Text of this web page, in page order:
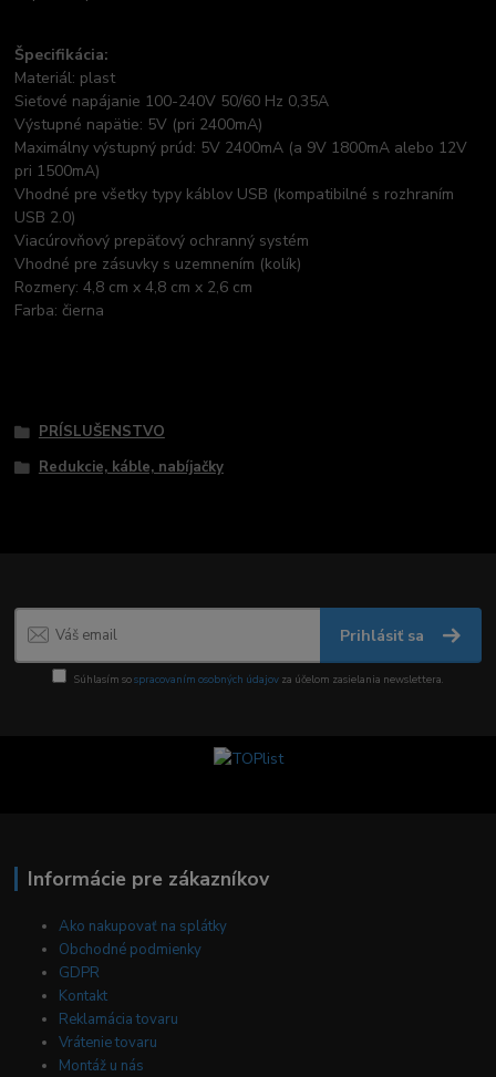
Špecifikácia:
Materiál: plast
Sieťové napájanie 100-240V 50/60 Hz 0,35A
Výstupné napätie: 5V (pri 2400mA)
Maximálny výstupný prúd: 5V 2400mA (a 9V 1800mA alebo 12V
pri 1500mA)
Vhodné pre všetky typy káblov USB (kompatibilné s rozhraním
USB 2.0)
Viacúrovňový prepäťový ochranný systém
Vhodné pre zásuvky s uzemnením (kolík)
Rozmery: 4,8 cm x 4,8 cm x 2,6 cm
Farba: čierna
PRÍSLUŠENSTVO
Redukcie, káble, nabíjačky
Prihlásiť sa
Súhlasím sospracovaním osobných údajov za účelom zasielania newslettera.
Informácie pre zákazníkov
Ako nakupovať na splátky
Obchodné podmienky
GDPR
Kontakt
Reklamácia tovaru
Vrátenie tovaru
Montáž u nás